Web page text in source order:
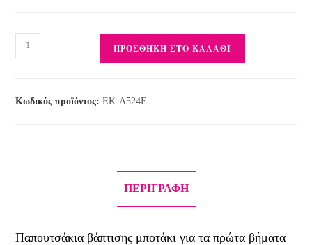
ΠΡΟΣΘΉΚΗ ΣΤΟ ΚΑΛΆΘΙ
Κωδικός προϊόντος:EK-Α524Ε
ΠΕΡΙΓΡΑΦΉ
Παπουτσάκια βάπτισης μποτάκι για τα πρώτα βήματα